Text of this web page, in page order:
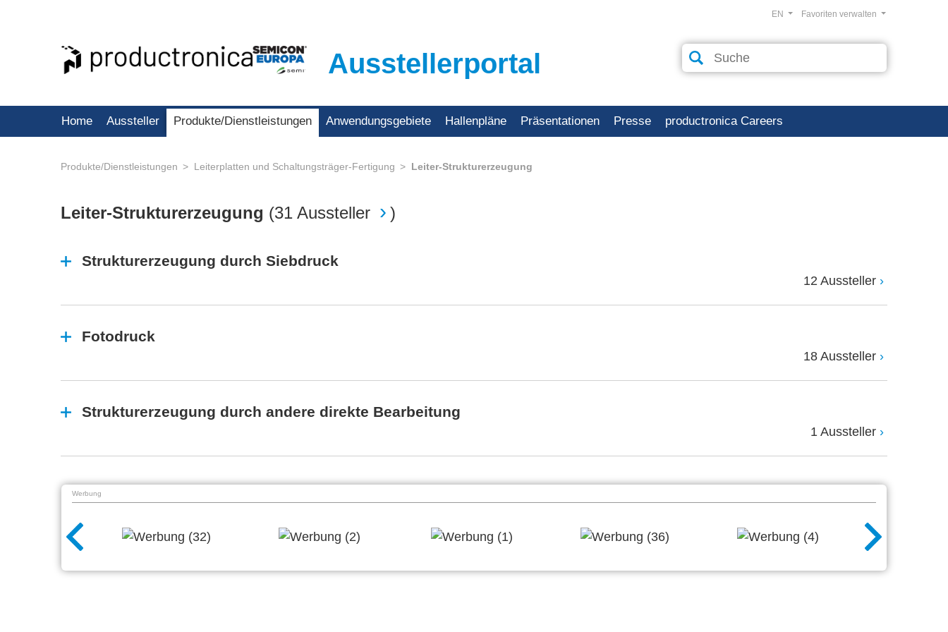
Ausstellerportal
Favoriten verwalten
EN
Home Aussteller Produkte/Dienstleistungen Anwendungsgebiete Hallenpläne Präsentationen Presse productronica Careers
Produkte/Dienstleistungen Leiterplatten und Schaltungsträger-Fertigung Leiter-Strukturerzeugung
Leiter-Strukturerzeugung (31 Aussteller )
Strukturerzeugung durch Siebdruck
12 Aussteller
Fotodruck
18 Aussteller
Strukturerzeugung durch andere direkte Bearbeitung
1 Aussteller
Werbung